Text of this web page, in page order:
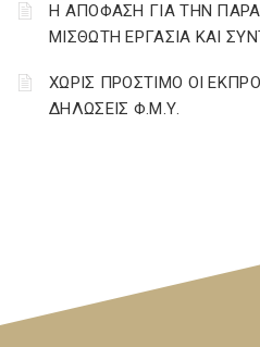
Η ΑΠΟΦΑΣΗ ΓΙΑ ΤΗΝ
ΜΙΣΘΩΤΗ ΕΡΓΑΣΙΑ ΚΑΙ
ΧΩΡΙΣ ΠΡΟΣΤΙΜΟ ΟΙ
ΔΗΛΩΣΕΙΣ Φ.Μ.Υ.